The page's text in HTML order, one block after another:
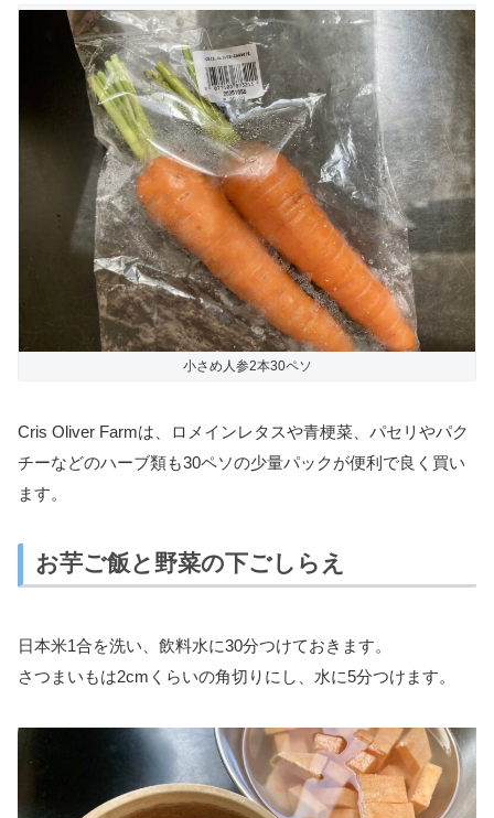
小さめ人参2本30ペソ
Cris Oliver Farmは、ロメインレタスや青梗菜、パセリやパク
チーなどのハーブ類も30ペソの少量パックが便利で良く買い
ます。
お芋ご飯と野菜の下ごしらえ
日本米1合を洗い、飲料水に30分つけておきます。
さつまいもは2cmくらいの角切りにし、水に5分つけます。